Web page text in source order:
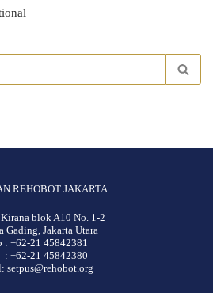
REHOBOT JAKARTA
blok A10 No. 1-2
Gading, Jakarta Utara
: +62-21 45842381
: +62-21 45842380
setpus@rehobot.org